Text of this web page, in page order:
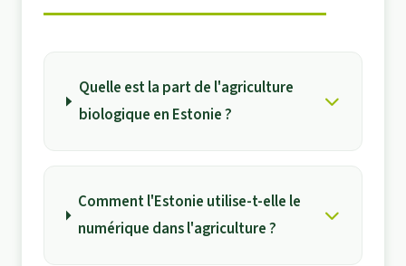
Quelle est la part de l'agriculture
biologique en Estonie ?
Comment l'Estonie utilise-t-elle le
numérique dans l'agriculture ?